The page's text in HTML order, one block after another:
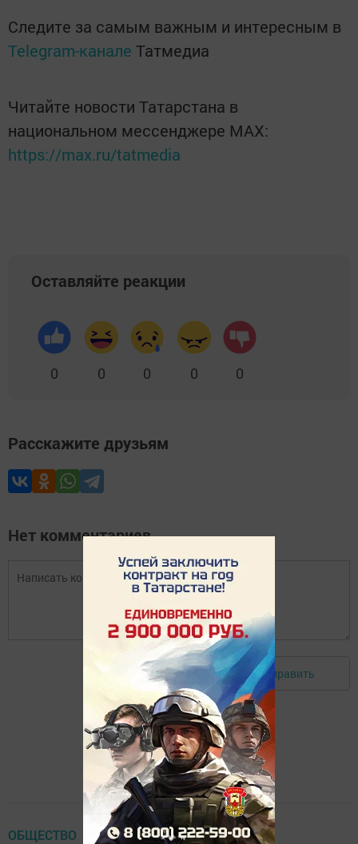
Следите за самым важным и интересным в
Telegram-канале Татмедиа
Читайте новости Татарстана в
национальном мессенджере MАХ:
https://max.ru/tatmedia
Оставляйте реакции
0 0 0 0 0
Расскажите друзьям
Нет комментариев
Авторизоваться Отправить
ОБЩЕСТВО